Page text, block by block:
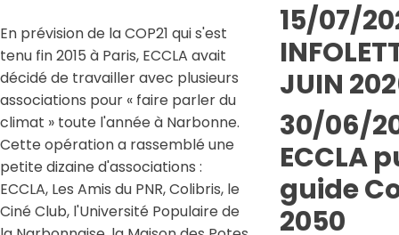
En prévision de la COP21 qui s'est
tenu fin 2015 à Paris, ECCLA avait
décidé de travailler avec plusieurs
associations pour « faire parler du
climat » toute l'année à Narbonne.
Cette opération a rassemblé une
petite dizaine d'associations :
ECCLA, Les Amis du PNR, Colibris, le
Ciné Club, l'Université Populaire de
15/07/
JUIN
30/06/
ECCLA
guide
2050